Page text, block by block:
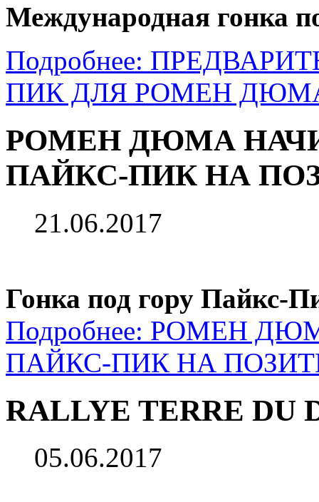
Международная гонка
Подробнее:
ПИК ДЛЯ РОМЕН
РОМЕН ДЮМА
ПАЙКС-ПИК НА
21.06.2017
Гонка под гору Пайкс-
Подробнее: РОМЕН
ПАЙКС-ПИК НА
RALLYE TERRE DU
05.06.2017